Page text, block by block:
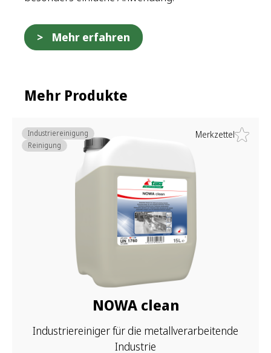
Mehr erfahren
Mehr Produkte
Merkzettel
NOWA clean
Industriereiniger für die metallverarbeitende
Industrie
Industriereinigung
Reinigung